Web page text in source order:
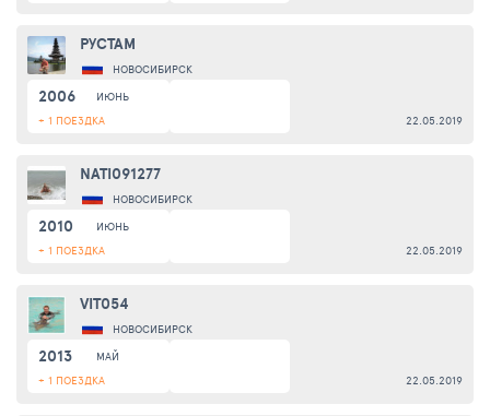
РУСТАМ
НОВОСИБИРСК
2006
ИЮНЬ
+ 1 ПОЕЗДКА
22.05.2019
NATI091277
НОВОСИБИРСК
2010
ИЮНЬ
+ 1 ПОЕЗДКА
22.05.2019
VIT054
НОВОСИБИРСК
2013
МАЙ
+ 1 ПОЕЗДКА
22.05.2019